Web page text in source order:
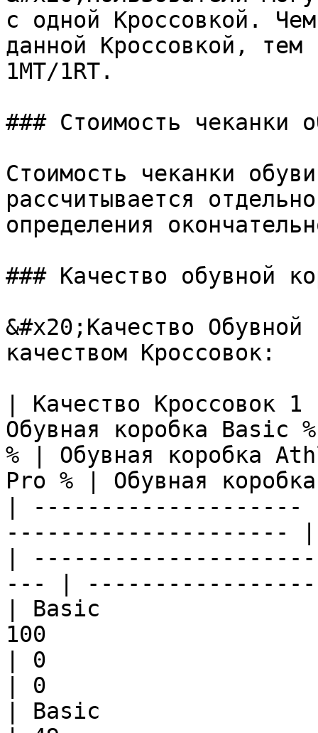
с одной Кроссовкой.
данной Кроссовкой,
1MT/1RT.
### Стоимость чеканки
Стоимость чеканки
рассчитывается
определения
### Качество обувной
&#x20;Качество Обувной
качеством Кроссовок:
| Качество Кроссовок
Обувная коробка Basic
% | Обувная коробка
Pro % | Обувная
|
---------------------
|
--- |
| Basic
100
| 0
| 0
| Basic